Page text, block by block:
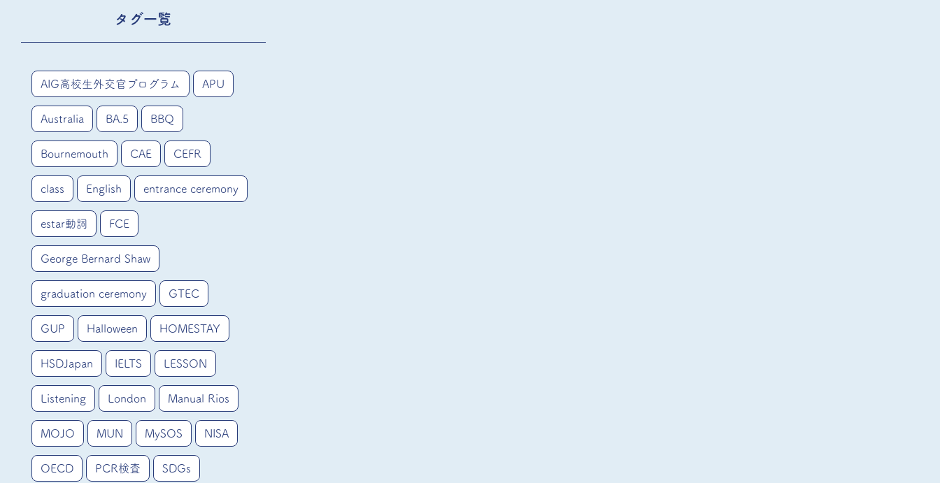
タグ一覧
AIG高校生外交官プログラム APU
Australia BA.5 BBQ
Bournemouth CAE CEFR
class English entrance ceremony
estar動詞 FCE
George Bernard Shaw
graduation ceremony GTEC
GUP Halloween HOMESTAY
HSDJapan IELTS LESSON
Listening London Manual Rios
MOJO MUN MySOS NISA
OECD PCR検査 SDGs